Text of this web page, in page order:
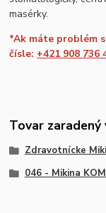
masérky.
*Ak máte problém
čísle: +421 908 736
Tovar
Zdravotnícke
046 - Mikina